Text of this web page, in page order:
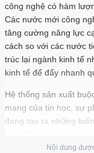
công nghệ có hàm
Các nước mới công
tăng cường năng lực
cách so với các nước
trúc lại ngành kinh tế
kinh tế để đẩy nhanh
Hệ thống sản xuất
mạng của tin học, sự
đang tạo ra những
Quá trình này báo
Nội dung